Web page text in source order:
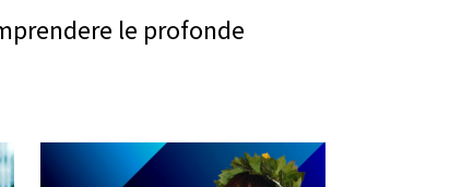
le profonde